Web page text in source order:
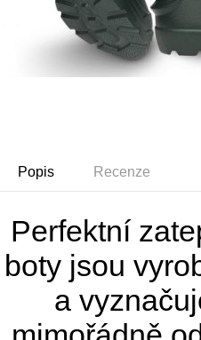
Popis Recenze
Perfektní
boty jsou
a